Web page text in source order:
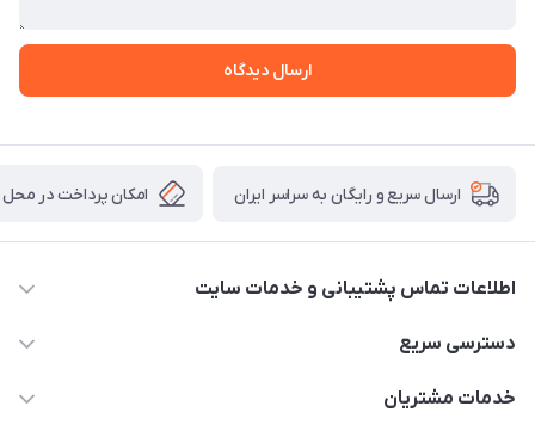
ارسال دیدگاه
ارسال سریع و رایگان به سراسر ایران امکان پرداخت در محل
اطلاعات تماس پشتیبانی و خدمات سایت
02122913970 داخلی 219
دسترسی سریع
خانه
خدمات مشتریان